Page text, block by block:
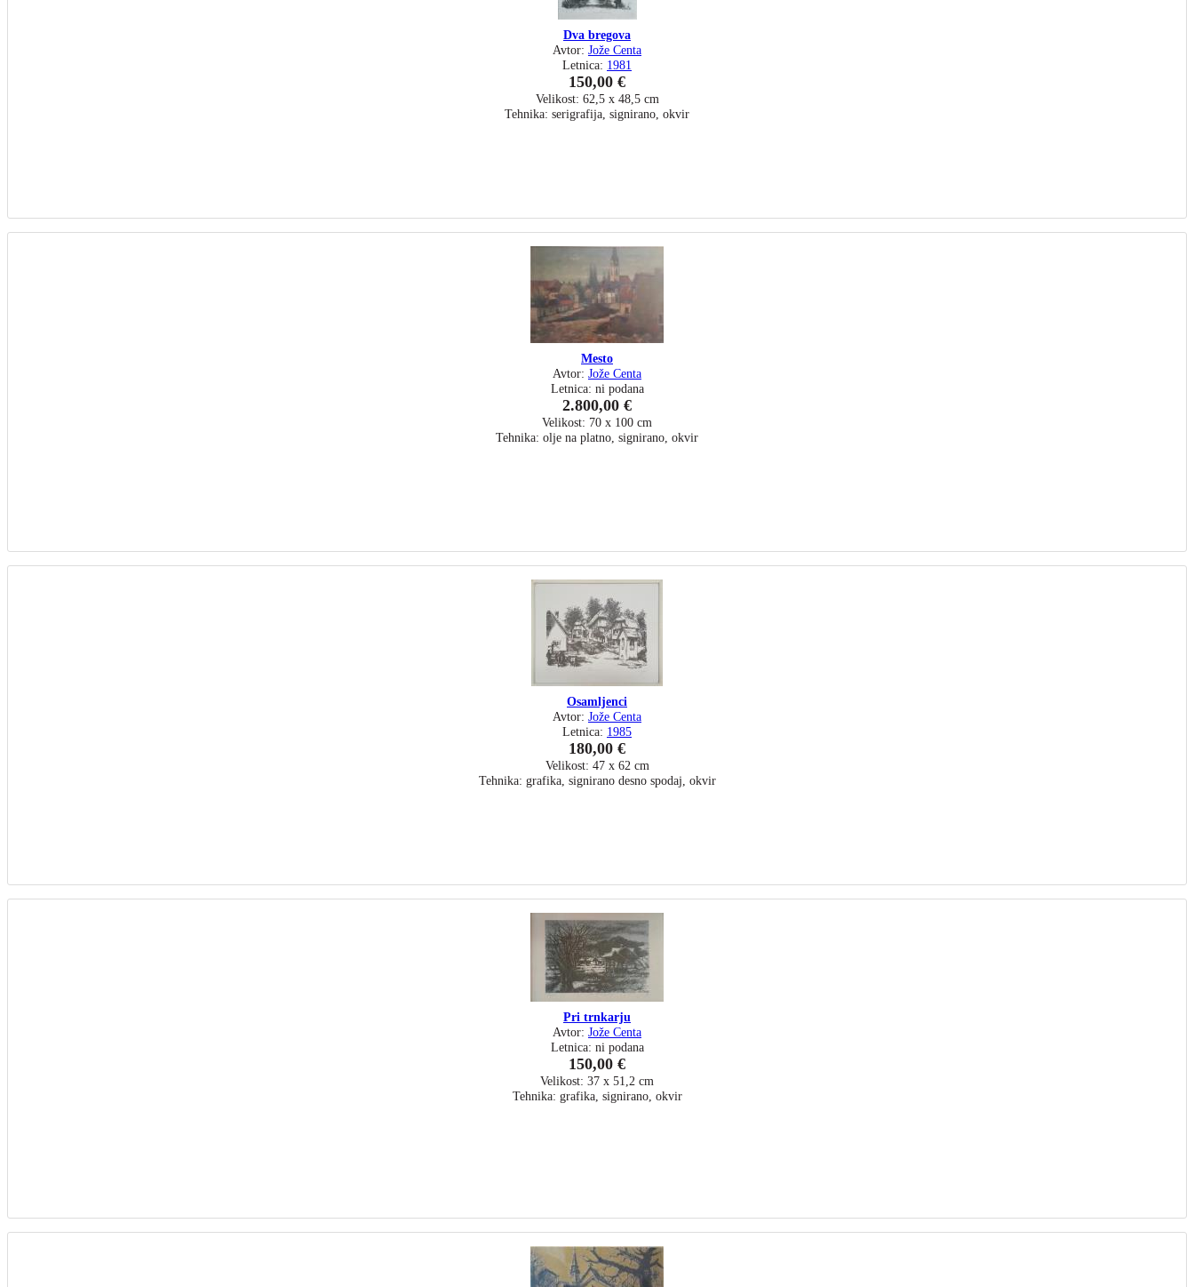
Dva bregova
Avtor: Jože Centa
Letnica: 1981
150,00 €
Velikost: 62,5 x 48,5 cm
Tehnika: serigrafija, signirano, okvir
Mesto
Avtor: Jože Centa
Letnica: ni podana
2.800,00 €
Velikost: 70 x 100 cm
Tehnika: olje na platno, signirano, okvir
Osamljenci
Avtor: Jože Centa
Letnica: 1985
180,00 €
Velikost: 47 x 62 cm
Tehnika: grafika, signirano desno spodaj, okvir
Pri trnkarju
Avtor: Jože Centa
Letnica: ni podana
150,00 €
Velikost: 37 x 51,2 cm
Tehnika: grafika, signirano, okvir